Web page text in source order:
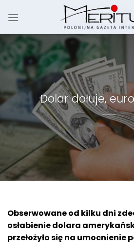
Dolar dołuje,
Obserwowane od kilku dni
osłabienie dolara
przełożyło się na umocnienie